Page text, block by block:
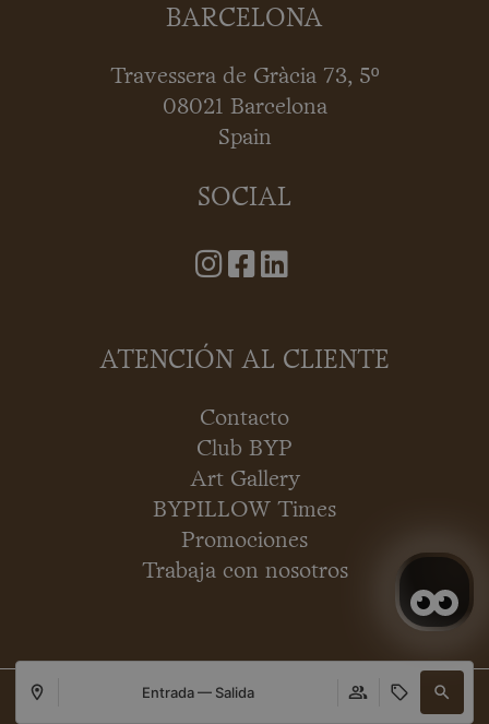
BARCELONA
Travessera de Gràcia 73, 5º
08021 Barcelona
Spain
SOCIAL
ATENCIÓN AL CLIENTE
Contacto
Club BYP
Art Gallery
BYPILLOW Times
Promociones
Trabaja con nosotros
Copyright © 2026 BYPILLOW
Entrada — Salida